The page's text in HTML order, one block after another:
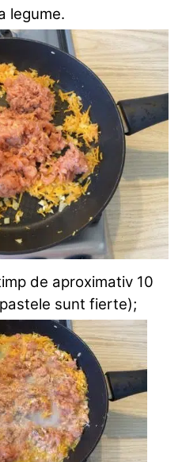
legume.
de aproximativ 10
sunt fierte);